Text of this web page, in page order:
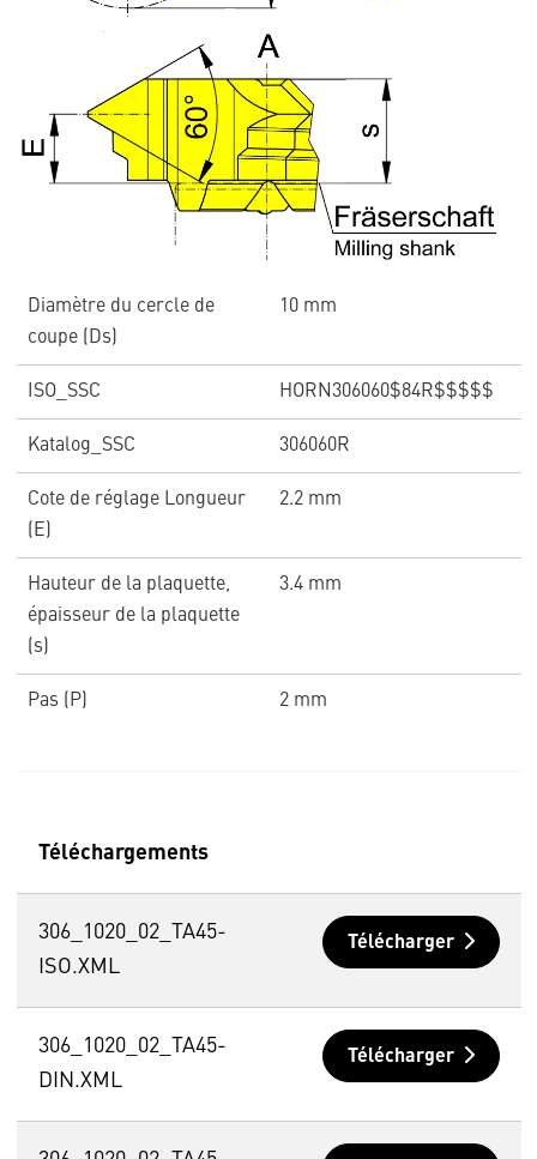
Diamètre du cercle de
coupe (Ds)
10 mm
ISO_SSC HORN306060$84R$$$$$
Katalog_SSC 306060R
Cote de réglage Longueur
(E)
2.2 mm
Hauteur de la plaquette,
épaisseur de la plaquette
(s)
3.4 mm
Pas (P) 2 mm
Téléchargements
306_1020_02_TA45-
ISO.XML
Télécharger
306_1020_02_TA45-
DIN.XML
Télécharger